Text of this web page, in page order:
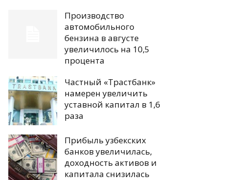
Производство
автомобильного
бензина в августе
увеличилось на 10,5
процента
Частный «Трастбанк»
намерен увеличить
уставной капитал в 1,6
раза
Прибыль узбекских
банков увеличилась,
доходность активов и
капитала снизилась